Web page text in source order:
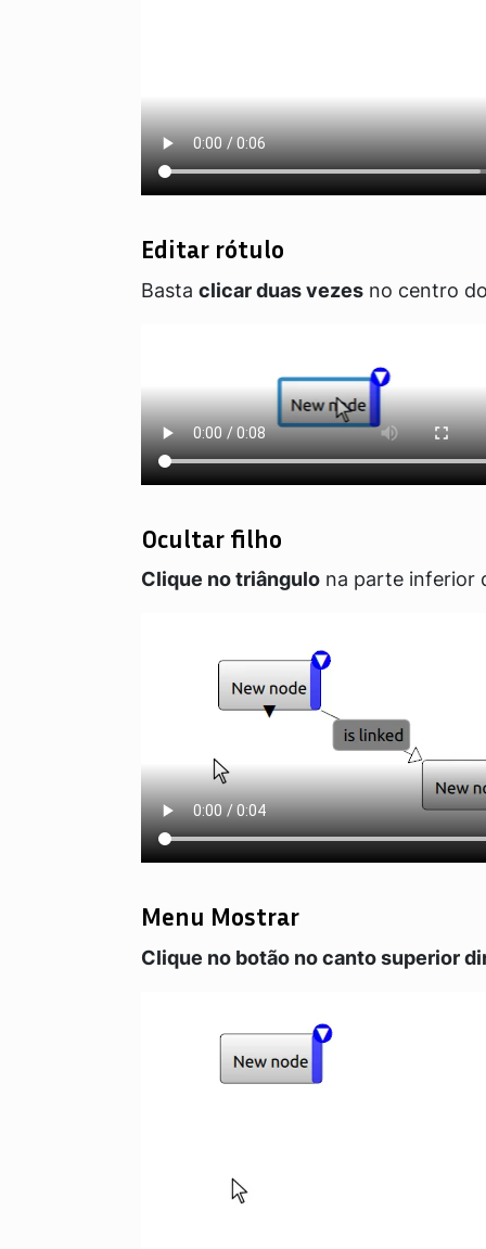
Editar rótulo
Basta clicar duas vezes no centro
Ocultar filho
Clique no triângulo na parte inferior
Menu Mostrar
Clique no botão no canto superior